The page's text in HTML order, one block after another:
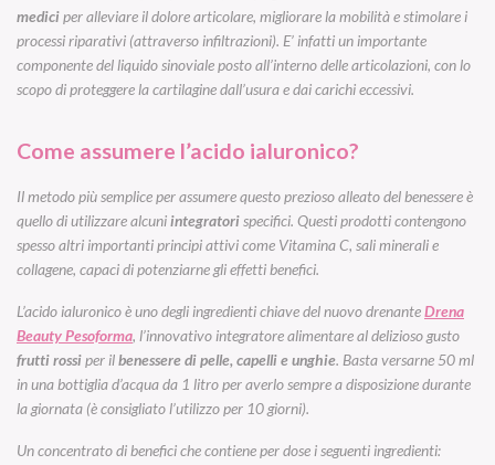
mediciper alleviare il dolore articolare, migliorare la mobilità e stimolare i
processi riparativi (attraverso infiltrazioni). E’ infatti un importante
componente del liquido sinoviale posto all’interno delle articolazioni, con lo
scopo di proteggere la cartilagine dall’usura e dai carichi eccessivi.
Come assumere l’acido ialuronico?
Il metodo più semplice per assumere questo prezioso alleato del benessere è
quello di utilizzare alcuniintegratorispecifici. Questi prodotti contengono
spesso altri importanti principi attivi come Vitamina C, sali minerali e
collagene, capaci di potenziarne gli effetti benefici.
L’acido ialuronico è uno degli ingredienti chiave del nuovo drenanteDrena
Beauty Pesoforma, l’innovativo integratore alimentare al delizioso gusto
frutti rossiper ilbenessere di pelle, capelli e unghie. Basta versarne 50 ml
in una bottiglia d’acqua da 1 litro per averlo sempre a disposizione durante
la giornata (è consigliato l’utilizzo per 10 giorni).
Un concentrato di benefici che contiene per dose i seguenti ingredienti: